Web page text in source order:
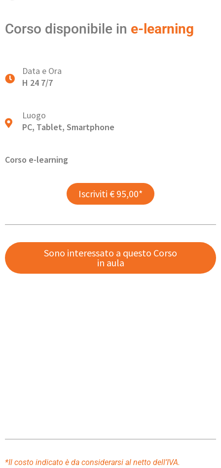
Corso disponibile in e-learning
Data e Ora
H 24 7/7
Luogo
PC, Tablet, Smartphone
Corso e-learning
Iscriviti € 95,00*
Sono interessato a questo Corso
in aula
*Il costo indicato è da considerarsi al netto dell’IVA.